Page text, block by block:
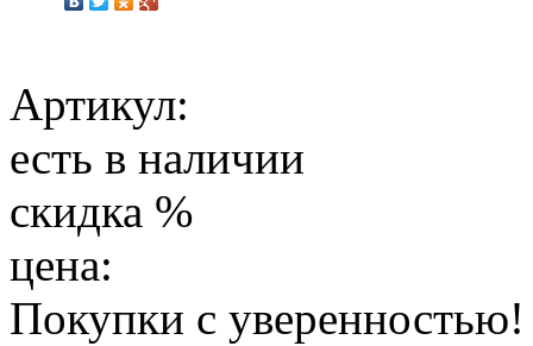
Артикул:
есть в наличии
скидка %
цена:
Покупки с уверенностью!